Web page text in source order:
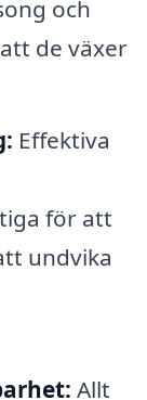
och
de växer
Effektiva
för att
undvika
Allt